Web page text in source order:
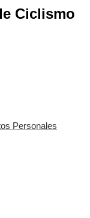
Ciclismo
Personales